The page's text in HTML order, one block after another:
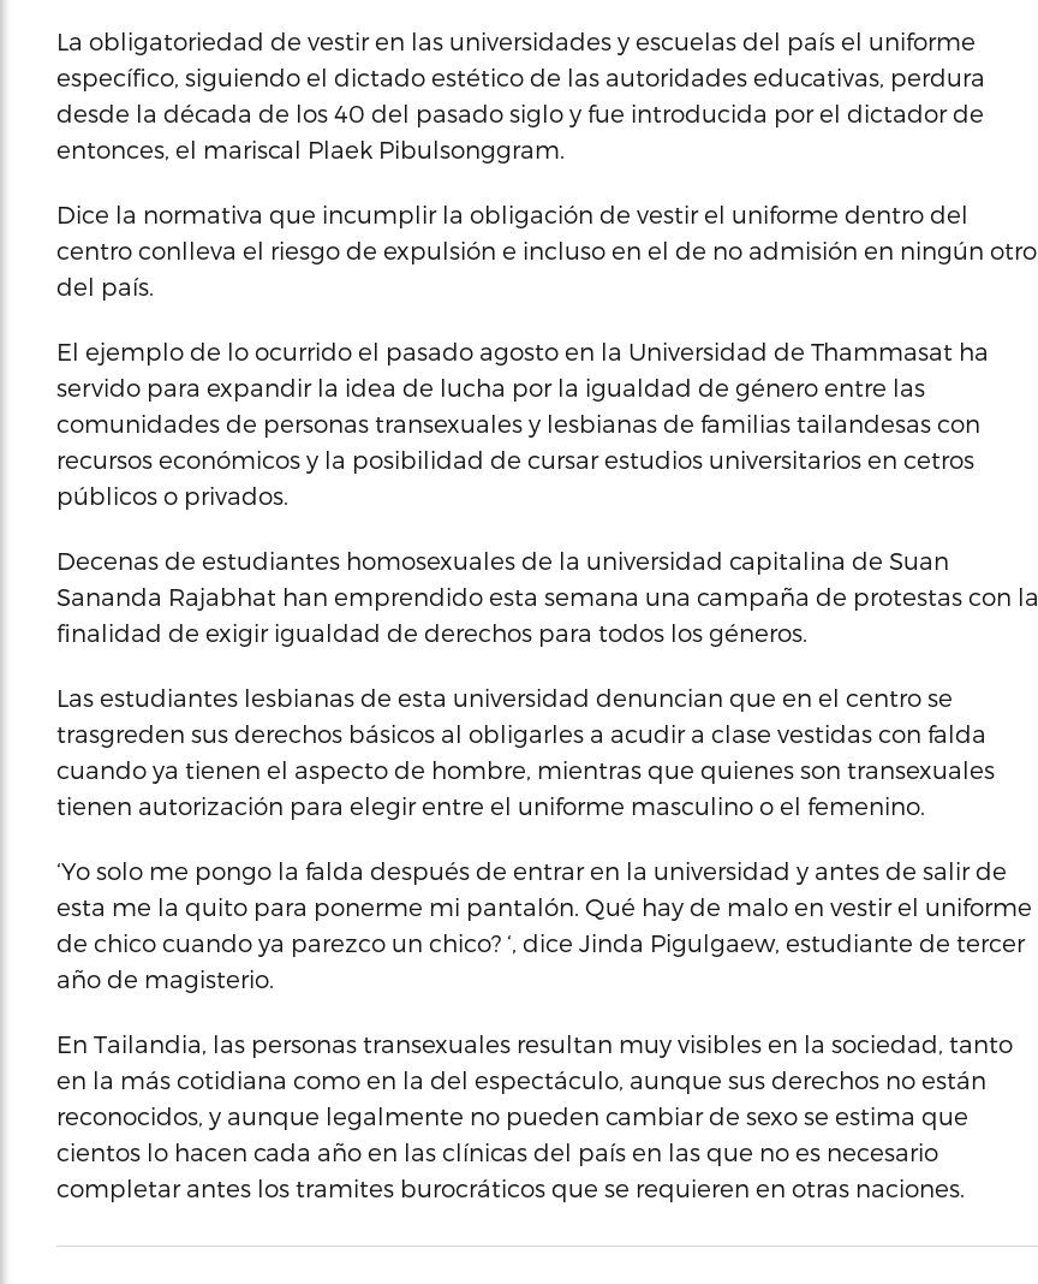
La obligatoriedad de vestir en las universidades y escuelas del país el uniforme
específico, siguiendo el dictado estético de las autoridades educativas, perdura
desde la década de los 40 del pasado siglo y fue introducida por el dictador de
entonces, el mariscal Plaek Pibulsonggram.
Dice la normativa que incumplir la obligación de vestir el uniforme dentro del
centro conlleva el riesgo de expulsión e incluso en el de no admisión en ningún otro
del país.
El ejemplo de lo ocurrido el pasado agosto en la Universidad de Thammasat ha
servido para expandir la idea de lucha por la igualdad de género entre las
comunidades de personas transexuales y lesbianas de familias tailandesas con
recursos económicos y la posibilidad de cursar estudios universitarios en cetros
públicos o privados.
Decenas de estudiantes homosexuales de la universidad capitalina de Suan
Sananda Rajabhat han emprendido esta semana una campaña de protestas con la
finalidad de exigir igualdad de derechos para todos los géneros.
Las estudiantes lesbianas de esta universidad denuncian que en el centro se
trasgreden sus derechos básicos al obligarles a acudir a clase vestidas con falda
cuando ya tienen el aspecto de hombre, mientras que quienes son transexuales
tienen autorización para elegir entre el uniforme masculino o el femenino.
‘Yo solo me pongo la falda después de entrar en la universidad y antes de salir de
esta me la quito para ponerme mi pantalón. Qué hay de malo en vestir el uniforme
de chico cuando ya parezco un chico? ‘, dice Jinda Pigulgaew, estudiante de tercer
año de magisterio.
En Tailandia, las personas transexuales resultan muy visibles en la sociedad, tanto
en la más cotidiana como en la del espectáculo, aunque sus derechos no están
reconocidos, y aunque legalmente no pueden cambiar de sexo se estima que
cientos lo hacen cada año en las clínicas del país en las que no es necesario
completar antes los tramites burocráticos que se requieren en otras naciones.